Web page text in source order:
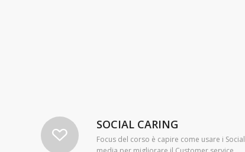
SOCIAL CARING
Focus del corso è capire come usare i Social